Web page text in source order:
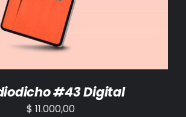
#43 Digital
$ 11.000,00